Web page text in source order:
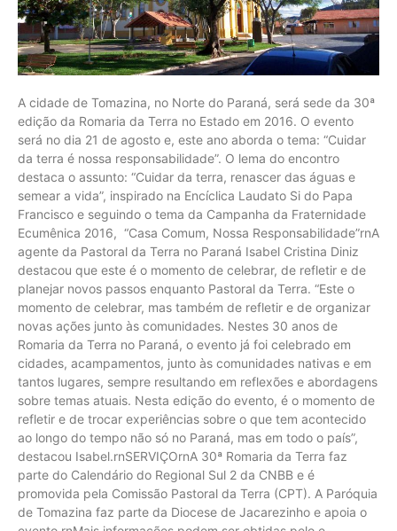
A cidade de Tomazina, no Norte do Paraná, será sede da 30ª
edição da Romaria da Terra no Estado em 2016. O evento
será no dia 21 de agosto e, este ano aborda o tema: “Cuidar
da terra é nossa responsabilidade”. O lema do encontro
destaca o assunto: “Cuidar da terra, renascer das águas e
semear a vida”, inspirado na Encíclica Laudato Si do Papa
Francisco e seguindo o tema da Campanha da Fraternidade
Ecumênica 2016, “Casa Comum, Nossa Responsabilidade”rnA
agente da Pastoral da Terra no Paraná Isabel Cristina Diniz
destacou que este é o momento de celebrar, de refletir e de
planejar novos passos enquanto Pastoral da Terra. “Este o
momento de celebrar, mas também de refletir e de organizar
novas ações junto às comunidades. Nestes 30 anos de
Romaria da Terra no Paraná, o evento já foi celebrado em
cidades, acampamentos, junto às comunidades nativas e em
tantos lugares, sempre resultando em reflexões e abordagens
sobre temas atuais. Nesta edição do evento, é o momento de
refletir e de trocar experiências sobre o que tem acontecido
ao longo do tempo não só no Paraná, mas em todo o país”,
destacou Isabel.rnSERVIÇOrnA 30ª Romaria da Terra faz
parte do Calendário do Regional Sul 2 da CNBB e é
promovida pela Comissão Pastoral da Terra (CPT). A Paróquia
de Tomazina faz parte da Diocese de Jacarezinho e apoia o